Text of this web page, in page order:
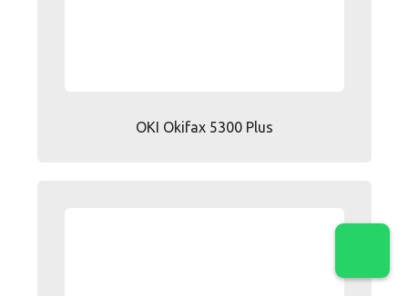
OKI Okifax 5300 Plus